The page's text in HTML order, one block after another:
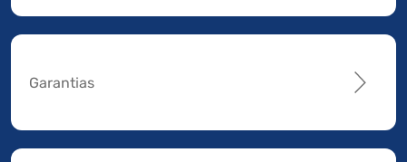
Garantias